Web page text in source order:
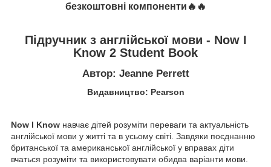
безкоштовні компоненти🔥🔥
Підручник з англійської мови - Now I
Know 2 Student Book
Автор: Jeanne Perrett
Видавництво: Pearson
Now I Know навчає дітей розуміти переваги та актуальність
англійської мови у житті та в усьому світі. Завдяки поєднанню
британської та американської англійської у вправах діти
вчаться розуміти та використовувати обидва варіанти мови.